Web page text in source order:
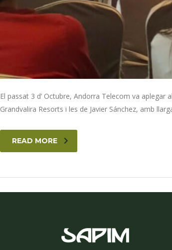
El passat 3 d’ Octubre, Andorra Telecom va
Grandvalira Resorts i les de Javier Sánchez, amb
READ MORE